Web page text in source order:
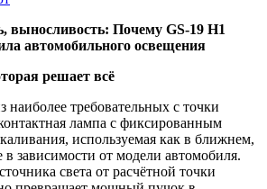
выносливость: Почему GS-19 H1
автомобильного освещения
решает всё
требовательных с точки
лампа с фиксированным
используемая как в ближнем,
в зависимости от модели автомобиля.
света от расчётной точки